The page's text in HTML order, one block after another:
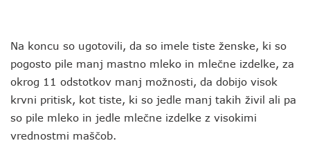
Na koncu so ugotovili, da so imele tiste ženske, ki so
pogosto pile manj mastno mleko in mlečne izdelke, za
okrog 11 odstotkov manj možnosti, da dobijo visok
krvni pritisk, kot tiste, ki so jedle manj takih živil ali pa
so pile mleko in jedle mlečne izdelke z visokimi
vrednostmi maščob.